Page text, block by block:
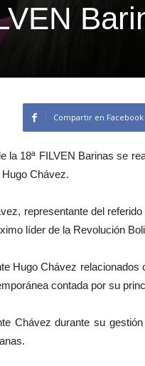
Compartir en Facebook
la 18ª FILVEN Barinas se
Chávez.
representante del
líder de la Revolución
Hugo Chávez
contada por su
Chávez durante su